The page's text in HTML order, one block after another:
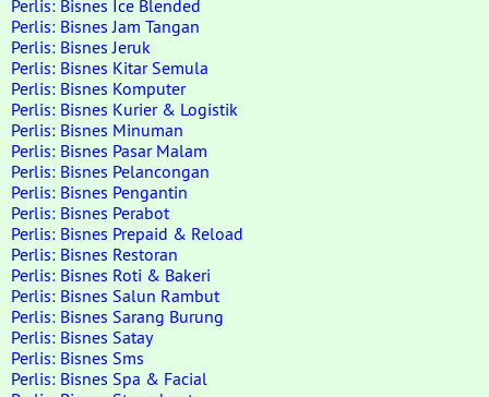
Perlis: Bisnes Ice Blended
Perlis: Bisnes Jam Tangan
Perlis: Bisnes Jeruk
Perlis: Bisnes Kitar Semula
Perlis: Bisnes Komputer
Perlis: Bisnes Kurier & Logistik
Perlis: Bisnes Minuman
Perlis: Bisnes Pasar Malam
Perlis: Bisnes Pelancongan
Perlis: Bisnes Pengantin
Perlis: Bisnes Perabot
Perlis: Bisnes Prepaid & Reload
Perlis: Bisnes Restoran
Perlis: Bisnes Roti & Bakeri
Perlis: Bisnes Salun Rambut
Perlis: Bisnes Sarang Burung
Perlis: Bisnes Satay
Perlis: Bisnes Sms
Perlis: Bisnes Spa & Facial